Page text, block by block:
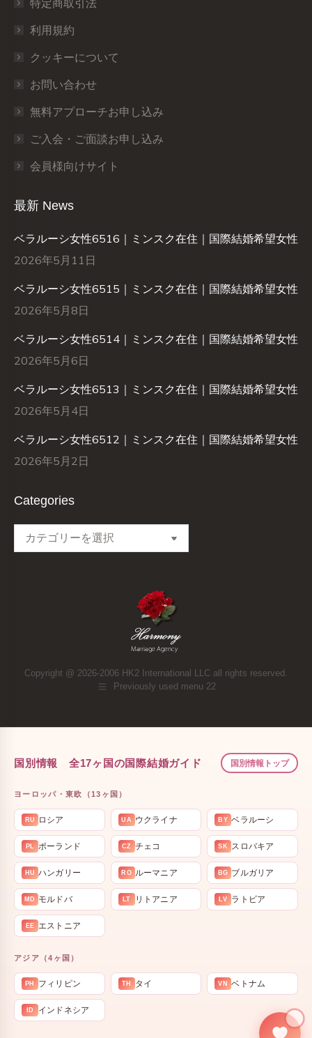
特定商取引法
利用規約
クッキーについて
お問い合わせ
無料アプローチお申し込み
ご入会・ご面談お申し込み
会員様向けサイト
最新 News
ベラルーシ女性6516｜ミンスク在住｜国際結婚希望女性
2026年5月11日
ベラルーシ女性6515｜ミンスク在住｜国際結婚希望女性
2026年5月8日
ベラルーシ女性6514｜ミンスク在住｜国際結婚希望女性
2026年5月6日
ベラルーシ女性6513｜ミンスク在住｜国際結婚希望女性
2026年5月4日
ベラルーシ女性6512｜ミンスク在住｜国際結婚希望女性
2026年5月2日
Categories
Categories
Copyright @ 2026-2006 HK2 International LLC all rights reserved.
Previously used menu 22
国別情報 全17ヶ国の国際結婚ガイド 国別情報トップ
ヨーロッパ・東欧（13ヶ国）
RU ロシア UA ウクライナ BY ベラルーシ
PL ポーランド CZ チェコ SK スロバキア
HU ハンガリー RO ルーマニア BG ブルガリア
MD モルドバ LT リトアニア LV ラトビア
EE エストニア
アジア（4ヶ国）
PH フィリピン TH タイ VN ベトナム
ID インドネシア
💍